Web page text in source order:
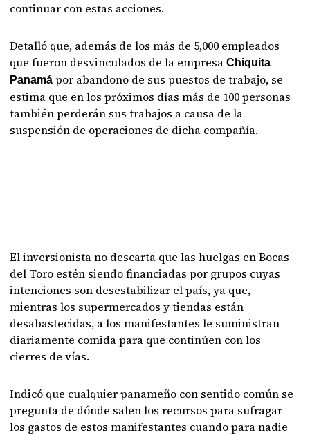
continuar con estas acciones.
Detalló que, además de los más de 5,000 empleados
que fueron desvinculados de la empresaChiquita
Panamá por abandono de sus puestos de trabajo, se
estima que en los próximos días más de 100 personas
también perderán sus trabajos a causa de la
suspensión de operaciones de dicha compañía.
El inversionista no descarta que las huelgas en Bocas
del Toro estén siendo financiadas por grupos cuyas
intenciones son desestabilizar el país, ya que,
mientras los supermercados y tiendas están
desabastecidas, a los manifestantes le suministran
diariamente comida para que continúen con los
cierres de vías.
Indicó que cualquier panameño con sentido común se
pregunta de dónde salen los recursos para sufragar
los gastos de estos manifestantes cuando para nadie